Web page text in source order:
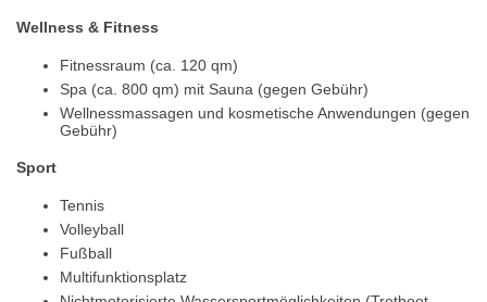
Wellness & Fitness
Fitnessraum (ca. 120 qm)
Spa (ca. 800 qm) mit Sauna (gegen Gebühr)
Wellnessmassagen und kosmetische Anwendungen (gegen
Gebühr)
Sport
Tennis
Volleyball
Fußball
Multifunktionsplatz